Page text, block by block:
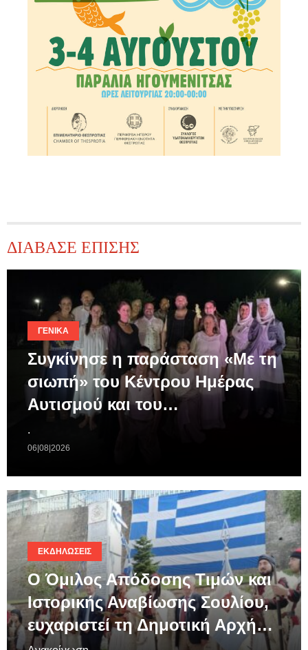
ΔΙΑΒΑΣΕ ΕΠΙΣΗΣ
ΓΕΝΙΚΆ
Συγκίνησε η παράσταση «Με τη
σιωπή» του Κέντρου Ημέρας
Αυτισμού και του…
.
06|08|2026
ΕΚΔΗΛΏΣΕΙΣ
Ο Όμιλος Απόδοσης Τιμών και
Ιστορικής Αναβίωσης Σουλίου,
ευχαριστεί τη Δημοτική Αρχή…